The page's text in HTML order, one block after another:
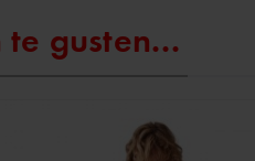
gusten...